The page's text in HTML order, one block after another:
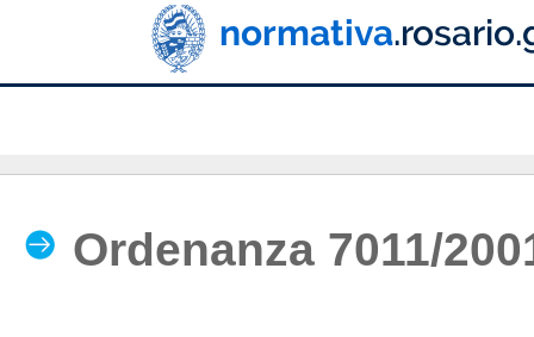
Personales
Ordenanza 7011/